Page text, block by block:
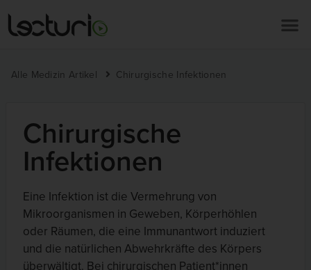
Alle Medizin Artikel Chirurgische Infektionen
Chirurgische
Infektionen
Eine Infektion ist die Vermehrung von
Mikroorganismen in Geweben, Körperhöhlen
oder Räumen, die eine Immunantwort induziert
und die natürlichen Abwehrkräfte des Körpers
überwältigt. Bei chirurgischen Patient*innen